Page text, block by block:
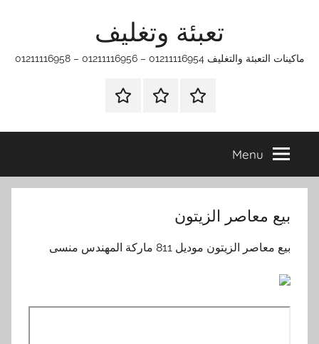
تعبئة وتغليف
ماكينات التعبئة والتغليف 01211116954 – 01211116956 – 01211116958
الرئيسيةماكينات
وتغليف
اتـصـل
في
التي
Menu
بيع معاصر الزيتون
بيع معاصر الزيتون موديل 811 ماركة المهندس منسى